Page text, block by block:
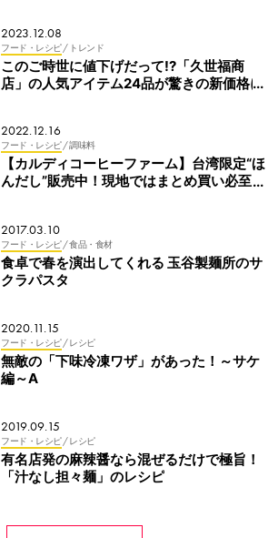
2023.12.08
フード・レシピ/ トレンド
このご時世に値下げだって!?「久世福商
店」の人気アイテム24品が驚きの新価格に
2022.12.16
フード・レシピ/ 調味料
【カルディコーヒーファーム】台湾限定“ほ
んだし”販売中！現地ではまとめ買い必至と
2017.03.10
フード・レシピ/ 食品・食材
食卓で春を演出してくれる 玉谷製麺所のサ
クラパスタ
2020.11.15
フード・レシピ/ レシピ
無敵の「下味冷凍ワザ」があった！～サケ
編～A
2019.09.15
フード・レシピ/ レシピ
有名店発の麻辣醤なら混ぜるだけで極旨！
「汁なし担々麺」のレシピ